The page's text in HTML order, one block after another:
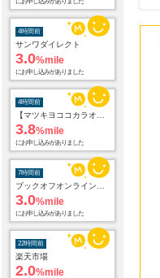
4時間前
サンワダイレクト
3.0%mile
にお申し込みがありました
4時間前
3.8%mile
にお申し込みがありました
7時間前
3.0%mile
にお申し込みがありました
22時間前
楽天市場
2.0%mile